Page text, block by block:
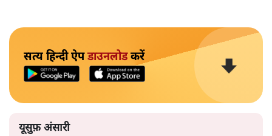
सत्य हिन्दी ऐपडाउनलोडकरें
यूसुफ़ अंसारी